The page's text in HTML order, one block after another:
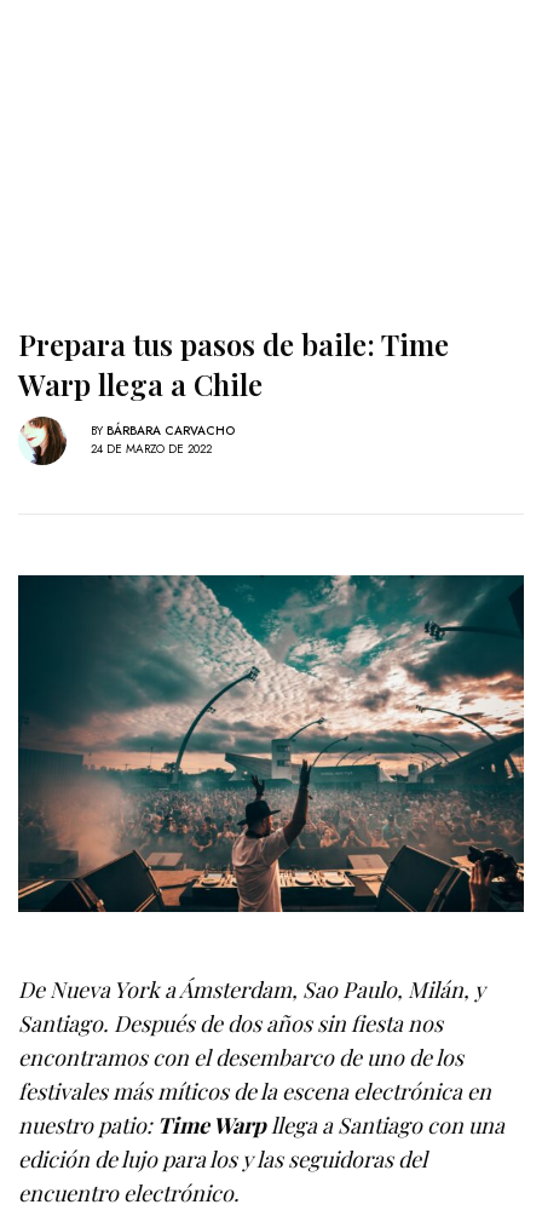
Prepara tus pasos de baile: Time
Warp llega a Chile
BY BÁRBARA CARVACHO
24 DE MARZO DE 2022
De Nueva York a Ámsterdam, Sao Paulo, Milán, y
Santiago. Después de dos años sin fiesta nos
encontramos con el desembarco de uno de los
festivales más míticos de la escena electrónica en
nuestro patio: Time Warpllega a Santiago con una
edición de lujo para los y las seguidoras del
encuentro electrónico.